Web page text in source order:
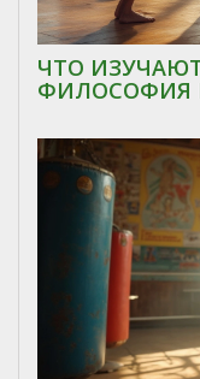
ЧТО
ФИЛОСОФИЯ